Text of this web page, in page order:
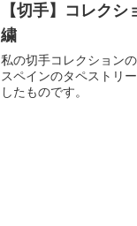
【切手】コレク
繍
私の切手コレクション
スペインのタペストリ
したものです。